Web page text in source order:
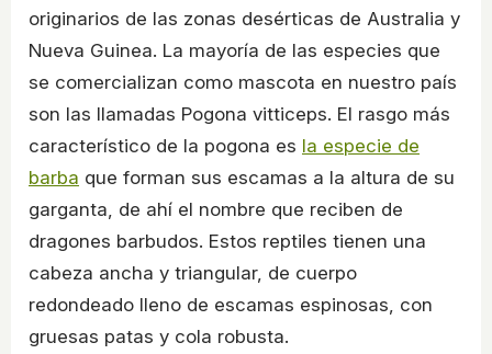
originarios de las zonas desérticas de Australia y
Nueva Guinea. La mayoría de las especies que
se comercializan como mascota en nuestro país
son las llamadas Pogona vitticeps. El rasgo más
característico de la pogona es la especie de
barba que forman sus escamas a la altura de su
garganta, de ahí el nombre que reciben de
dragones barbudos. Estos reptiles tienen una
cabeza ancha y triangular, de cuerpo
redondeado lleno de escamas espinosas, con
gruesas patas y cola robusta.